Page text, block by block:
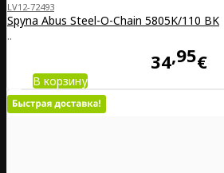
LV12-72493
Spyna Abus Steel-O-Chain 5805K/110 BK
..
34 95€
В корзину